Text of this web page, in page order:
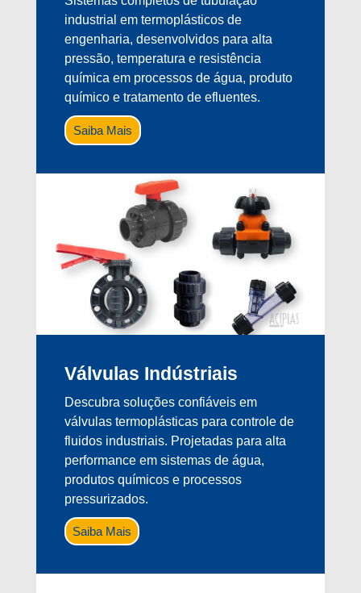
industrial em termoplásticos de
engenharia, desenvolvidos para alta
pressão, temperatura e resistência
química em processos de água, produto
químico e tratamento de efluentes.
Saiba Mais
Válvulas Indústriais
Descubra soluções confiáveis em
válvulas termoplásticas para controle de
fluidos industriais. Projetadas para alta
performance em sistemas de água,
produtos químicos e processos
pressurizados.
Saiba Mais